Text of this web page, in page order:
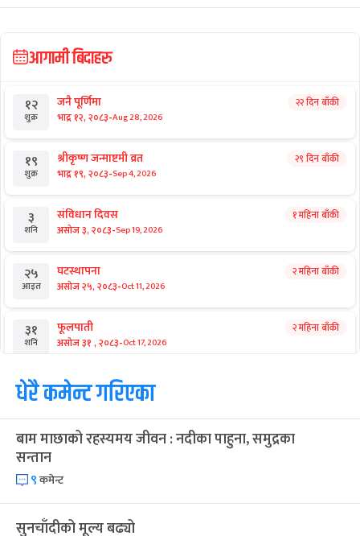
आगामी बिदाहरु
१२
शुक्र
जनै पूर्णिमा
भाद्र १२, २०८३-Aug 28, 2026
२२ दिन बाँकी
१९
शुक्र
श्रीकृष्ण जन्माष्टमी व्रत
भाद्र १९, २०८३-Sep 4, 2026
२९ दिन बाँकी
३
शनि
संविधान दिवस
असोज ३, २०८३-Sep 19, 2026
१ महिना बाँकी
२५
आइत
घटस्थापना
असोज २५, २०८३-Oct 11, 2026
२ महिना बाँकी
३१
शनि
फूलपाती
असोज ३१ , २०८३-Oct 17, 2026
२ महिना बाँकी
१
आइत
कार्तिक सङ्क्रान्ति
कार्तिक १, २०८३-Oct 18, 2026
३
मंगल
महानवमी २ महिना बाँकी
४
धेरै कमेन्ट गरिएका
बाम माछाको रहस्यमय जीवन : नदीका पाहुना, समुद्रका
सन्तान
९कमेन्ट
सुनचाँदीको मूल्य बढ्यो